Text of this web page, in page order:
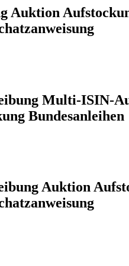
Auktion
Multi-ISIN-
Bundesanleihen
Auktion